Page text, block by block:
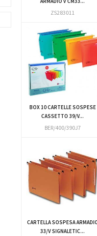
ZS283011
BOX 10 CARTELLE SOSPESE
CASSETTO 39/V...
BER/400/390J7
CARTELLA SOSPESA
33/V SIGNALETIC...